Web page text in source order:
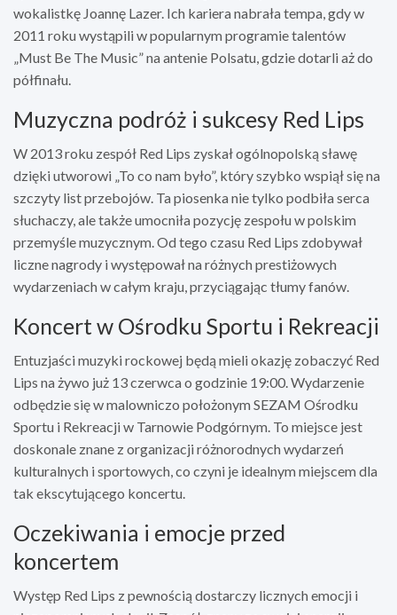
wokalistkę Joannę Lazer. Ich kariera nabrała tempa, gdy w
2011 roku wystąpili w popularnym programie talentów
„Must Be The Music” na antenie Polsatu, gdzie dotarli aż do
półfinału.
Muzyczna podróż i sukcesy Red Lips
W 2013 roku zespół Red Lips zyskał ogólnopolską sławę
dzięki utworowi „To co nam było”, który szybko wspiął się na
szczyty list przebojów. Ta piosenka nie tylko podbiła serca
słuchaczy, ale także umocniła pozycję zespołu w polskim
przemyśle muzycznym. Od tego czasu Red Lips zdobywał
liczne nagrody i występował na różnych prestiżowych
wydarzeniach w całym kraju, przyciągając tłumy fanów.
Koncert w Ośrodku Sportu i Rekreacji
Entuzjaści muzyki rockowej będą mieli okazję zobaczyć Red
Lips na żywo już 13 czerwca o godzinie 19:00. Wydarzenie
odbędzie się w malowniczo położonym SEZAM Ośrodku
Sportu i Rekreacji w Tarnowie Podgórnym. To miejsce jest
doskonale znane z organizacji różnorodnych wydarzeń
kulturalnych i sportowych, co czyni je idealnym miejscem dla
tak ekscytującego koncertu.
Oczekiwania i emocje przed
koncertem
Występ Red Lips z pewnością dostarczy licznych emocji i